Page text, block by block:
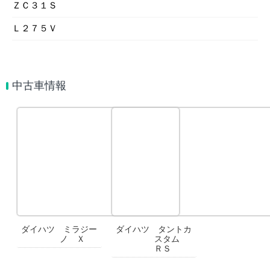
ＺＣ３１Ｓ
Ｌ２７５Ｖ
中古車情報
ダイハツ ミラジー
ノ Ｘ
ダイハツ タントカ
スタム
ＲＳ